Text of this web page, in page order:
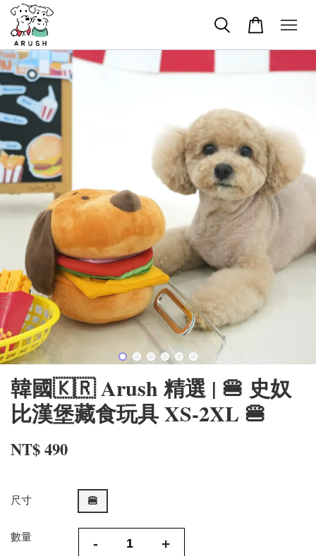
韓國🇰🇷 Arush 精選 | 🍔 史奴
比漢堡藏食玩具 XS-2XL 🍔
NT$ 490
尺寸 🍔
數量 - +